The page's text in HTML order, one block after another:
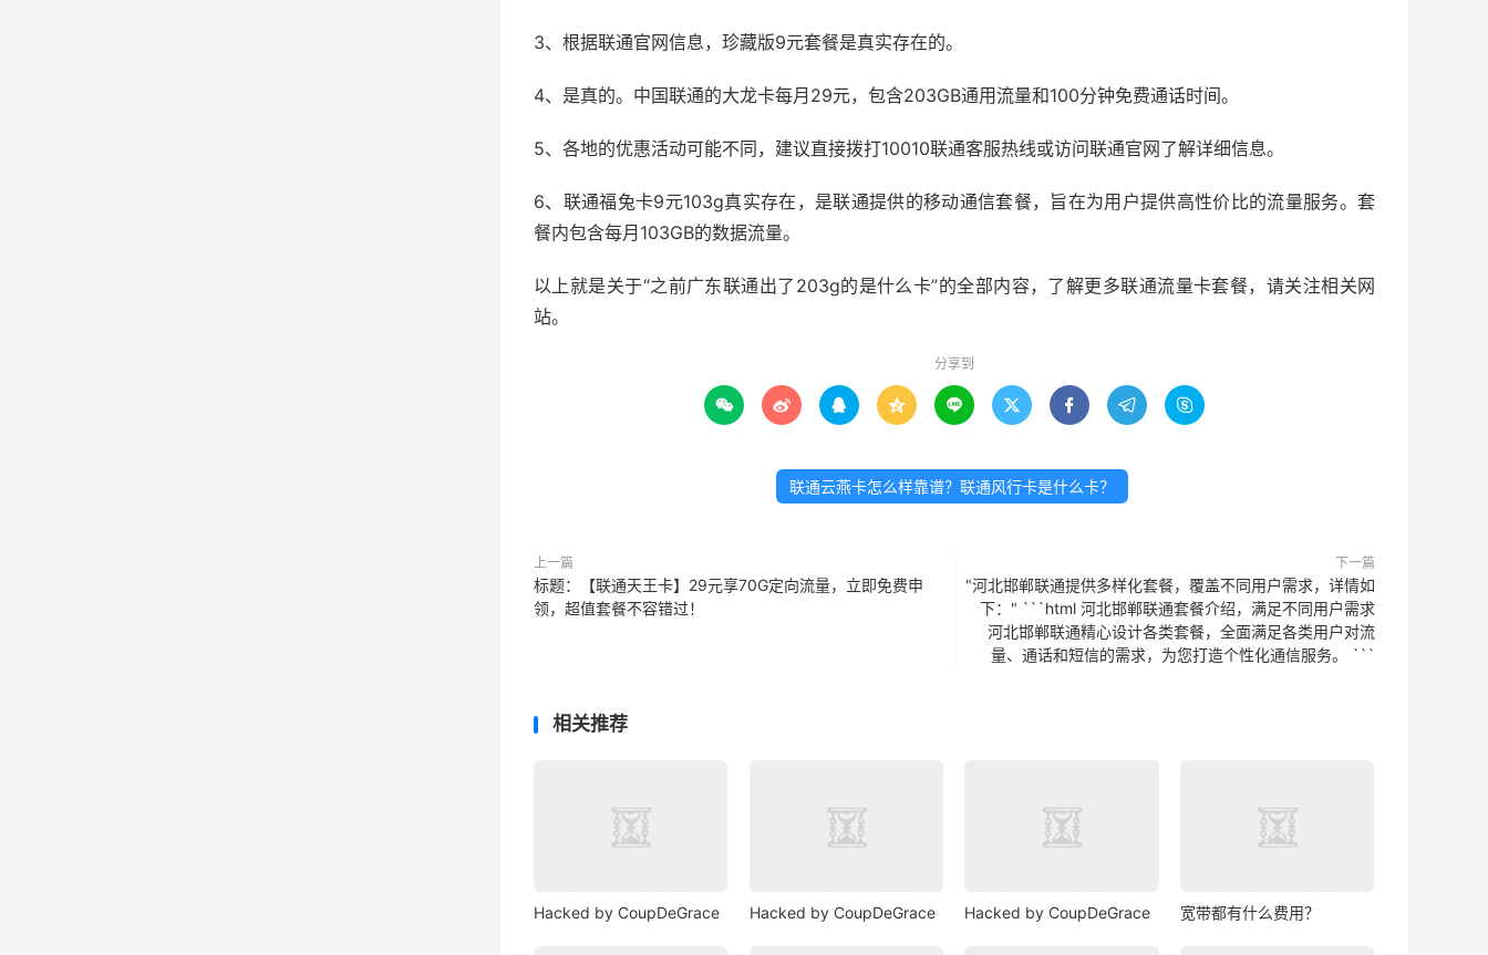
3、根据联通官网信息，珍藏版9元套餐是真实存在的。
4、是真的。中国联通的大龙卡每月29元，包含203GB通用流量和100分钟免费通话时间。
5、各地的优惠活动可能不同，建议直接拨打10010联通客服热线或访问联通官网了解详细信息。
6、联通福兔卡9元103g真实存在，是联通提供的移动通信套餐，旨在为用户提供高性价比的流量服务。套
餐内包含每月103GB的数据流量。
以上就是关于“之前广东联通出了203g的是什么卡”的全部内容，了解更多联通流量卡套餐，请关注相关网
站。
分享到
        
联通云燕卡怎么样靠谱？联通风行卡是什么卡？
上一篇
标题：【联通天王卡】29元享70G定向流量，立即免费申
领，超值套餐不容错过！
下一篇
"河北邯郸联通提供多样化套餐，覆盖不同用户需求，详情如
下：" ```html 河北邯郸联通套餐介绍，满足不同用户需求
河北邯郸联通精心设计各类套餐，全面满足各类用户对流
量、通话和短信的需求，为您打造个性化通信服务。 ```
相关推荐
Hacked by CoupDeGrace Hacked by CoupDeGrace Hacked by CoupDeGrace 宽带都有什么费用？